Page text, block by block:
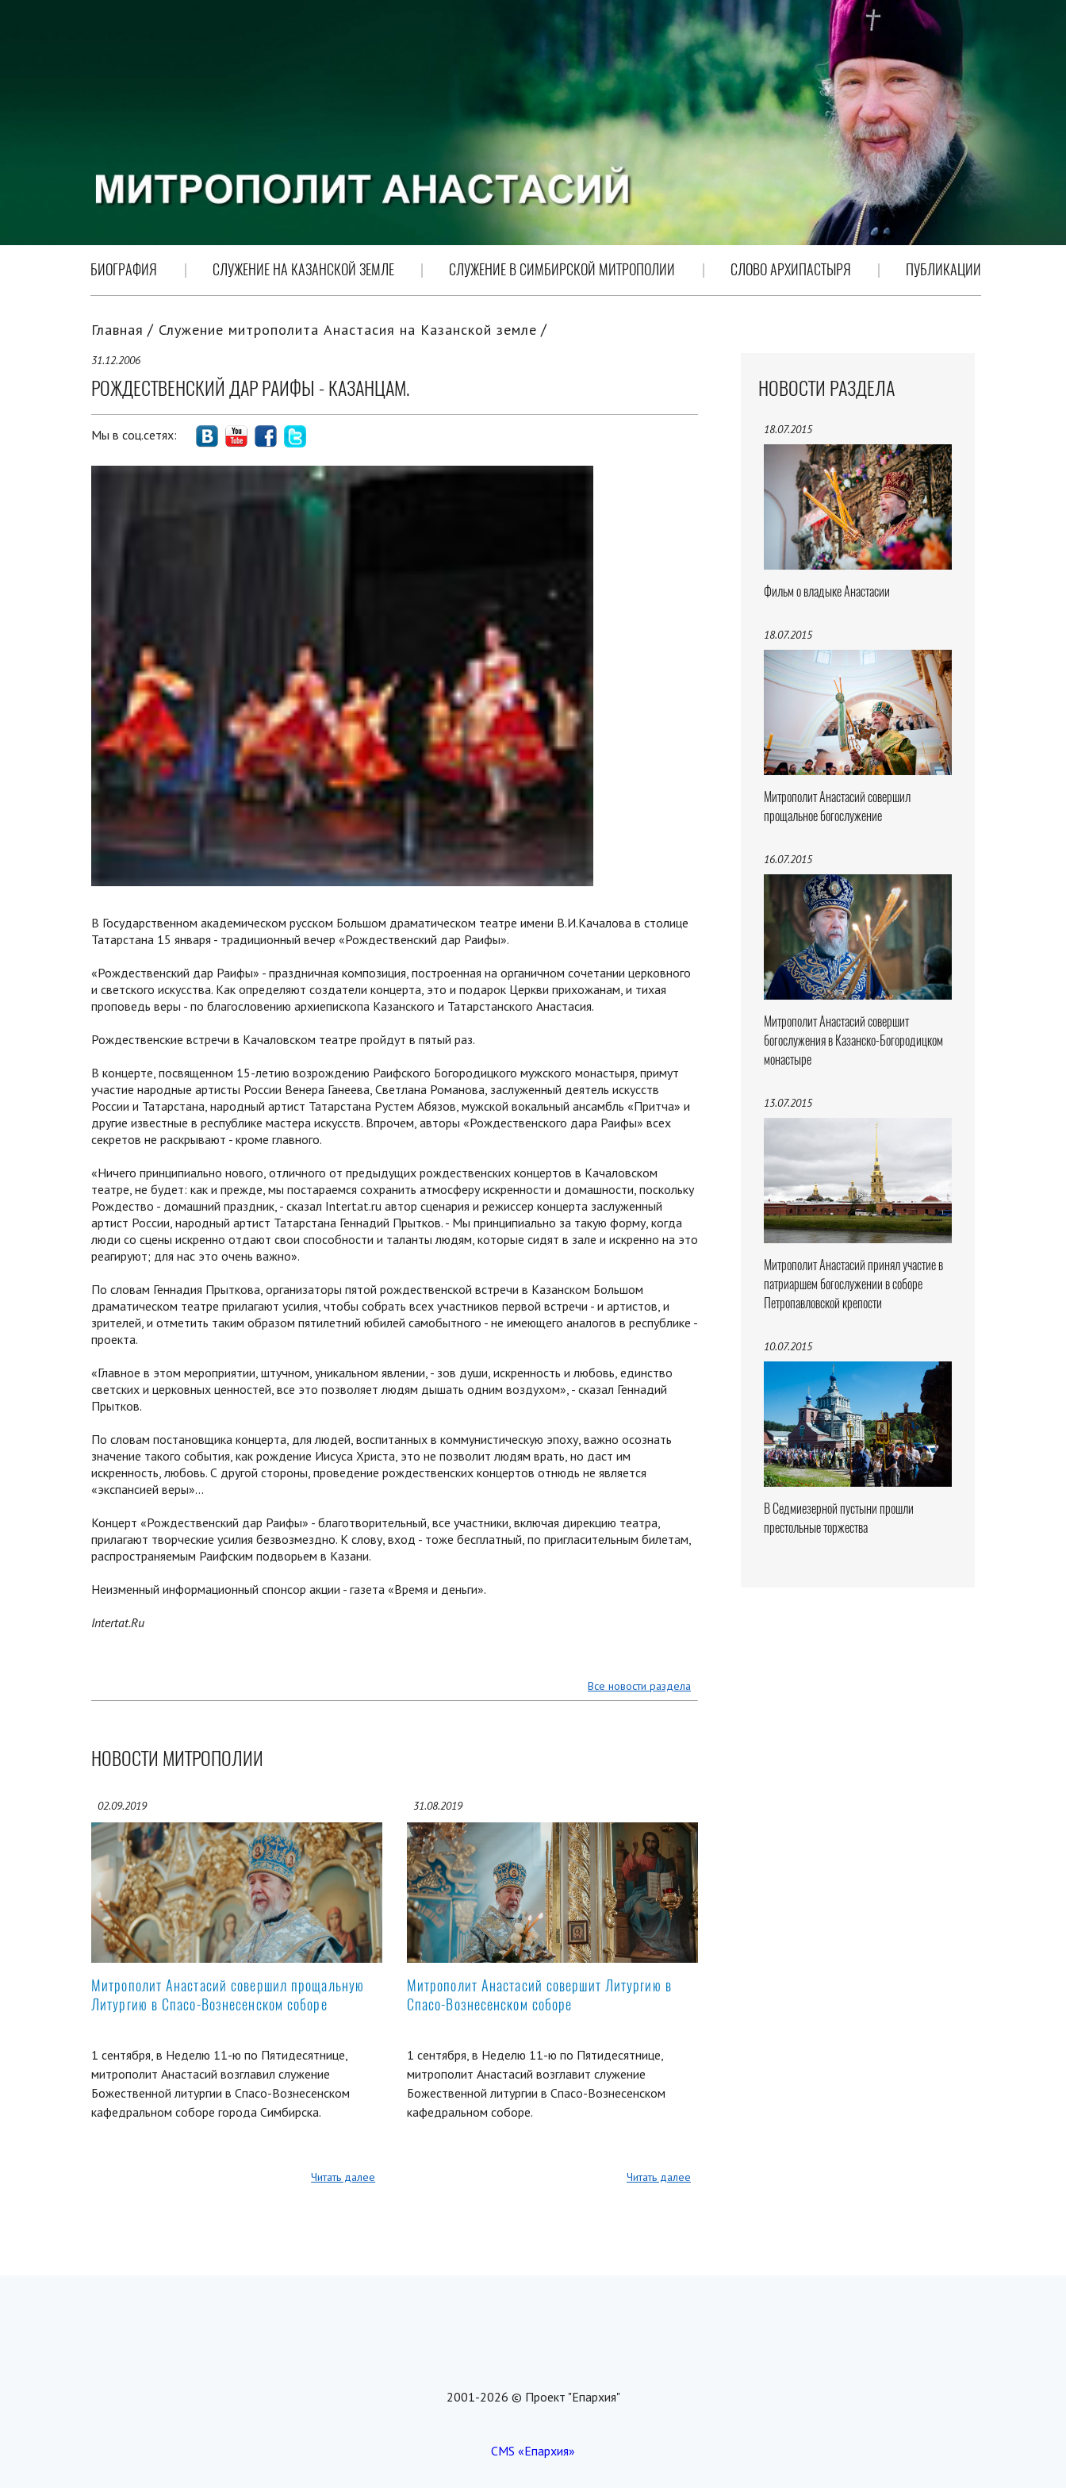
БИОГРАФИЯ СЛУЖЕНИЕ НА КАЗАНСКОЙ ЗЕМЛЕ СЛУЖЕНИЕ В СИМБИРСКОЙ МИТРОПОЛИИ СЛОВО АРХИПАСТЫРЯ ПУБЛИКАЦИИ
НОВОСТИ РАЗДЕЛА
18.07.2015
Фильм о владыке Анастасии
18.07.2015
Митрополит Анастасий совершил
прощальное богослужение
16.07.2015
Митрополит Анастасий совершит
богослужения в Казанско-Богородицком
монастыре
13.07.2015
Митрополит Анастасий принял участие в
патриаршем богослужении в соборе
Петропавловской крепости
10.07.2015
В Седмиезерной пустыни прошли
престольные торжества
Главная Служение митрополита Анастасия на Казанской земле
31.12.2006
РОЖДЕСТВЕНСКИЙ ДАР РАИФЫ - КАЗАНЦАМ.
Мы в соц.сетях:
В Государственном академическом русском Большом драматическом театре имени В.И.Качалова в столице
Татарстана 15 января - традиционный вечер «Рождественский дар Раифы».
«Рождественский дар Раифы» - праздничная композиция, построенная на органичном сочетании церковного
и светского искусства. Как определяют создатели концерта, это и подарок Церкви прихожанам, и тихая
проповедь веры - по благословению архиепископа Казанского и Татарстанского Анастасия.
Рождественские встречи в Качаловском театре пройдут в пятый раз.
В концерте, посвященном 15-летию возрождению Раифского Богородицкого мужского монастыря, примут
участие народные артисты России Венера Ганеева, Светлана Романова, заслуженный деятель искусств
России и Татарстана, народный артист Татарстана Рустем Абязов, мужской вокальный ансамбль «Притча» и
другие известные в республике мастера искусств. Впрочем, авторы «Рождественского дара Раифы» всех
секретов не раскрывают - кроме главного.
«Ничего принципиально нового, отличного от предыдущих рождественских концертов в Качаловском
театре, не будет: как и прежде, мы постараемся сохранить атмосферу искренности и домашности, поскольку
Рождество - домашний праздник, - сказал Intertat.ru автор сценария и режиссер концерта заслуженный
артист России, народный артист Татарстана Геннадий Прытков. - Мы принципиально за такую форму, когда
люди со сцены искренно отдают свои способности и таланты людям, которые сидят в зале и искренно на это
реагируют; для нас это очень важно».
По словам Геннадия Прыткова, организаторы пятой рождественской встречи в Казанском Большом
драматическом театре прилагают усилия, чтобы собрать всех участников первой встречи - и артистов, и
зрителей, и отметить таким образом пятилетний юбилей самобытного - не имеющего аналогов в республике -
проекта.
«Главное в этом мероприятии, штучном, уникальном явлении, - зов души, искренность и любовь, единство
светских и церковных ценностей, все это позволяет людям дышать одним воздухом», - сказал Геннадий
Прытков.
По словам постановщика концерта, для людей, воспитанных в коммунистическую эпоху, важно осознать
значение такого события, как рождение Иисуса Христа, это не позволит людям врать, но даст им
искренность, любовь. С другой стороны, проведение рождественских концертов отнюдь не является
«экспансией веры»…
Концерт «Рождественский дар Раифы» - благотворительный, все участники, включая дирекцию театра,
прилагают творческие усилия безвозмездно. К слову, вход - тоже бесплатный, по пригласительным билетам,
распространяемым Раифским подворьем в Казани.
Неизменный информационный спонсор акции - газета «Время и деньги».
Intertat.Ru
Все новости раздела
НОВОСТИ МИТРОПОЛИИ
02.09.2019
Митрополит Анастасий совершил прощальную
Литургию в Спасо-Вознесенском соборе
1 сентября, в Неделю 11-ю по Пятидесятнице,
митрополит Анастасий возглавил служение
Божественной литургии в Спасо-Вознесенском
кафедральном соборе города Симбирска.
Читать далее
31.08.2019
Митрополит Анастасий совершит Литургию в
Спасо-Вознесенском соборе
1 сентября, в Неделю 11-ю по Пятидесятнице,
митрополит Анастасий возглавит служение
Божественной литургии в Спасо-Вознесенском
кафедральном соборе.
Читать далее
2001-2026 © Проект "Епархия"
CMS «Епархия»